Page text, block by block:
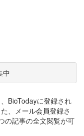
中
BioTodayに登録され
、メール会員登録さ
の記事の全文閲覧が可